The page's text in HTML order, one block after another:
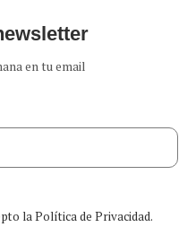
en tu email
la Política de Privacidad.